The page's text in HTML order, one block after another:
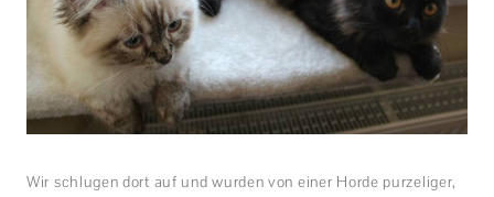
Wir schlugen dort auf und wurden von einer Horde purzeliger,